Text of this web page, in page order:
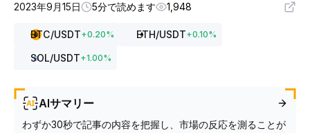
2023年9月15日
5分で読めます 1,948
BTC/USDT+0.20% ETH/USDT+0.10%
SOL/USDT+1.00%
AIサマリー
わずか30秒で記事の内容を把握し、市場の反応を測ることが